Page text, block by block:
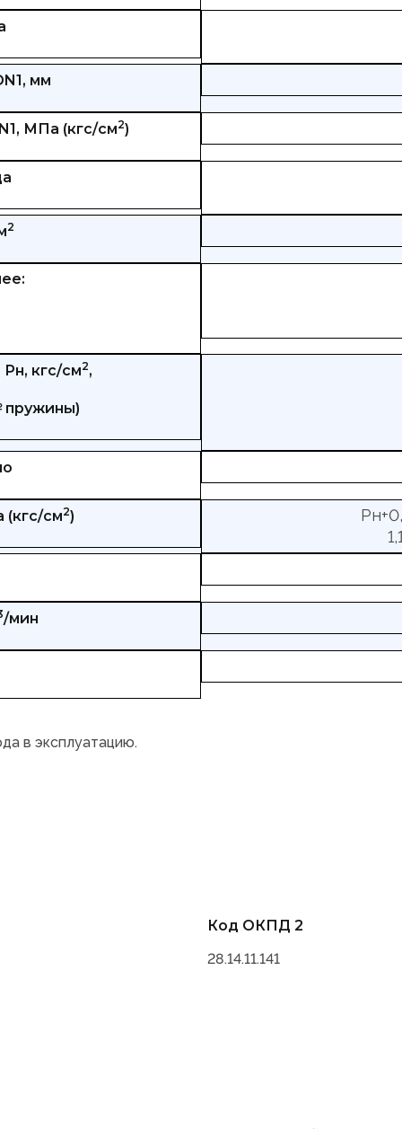
мм
МПа (кгс/см2)
2
кгс/см2,
пружины)
см2)
/мин
в эксплуатацию.
Код ОКПД 2
28.14.11.141